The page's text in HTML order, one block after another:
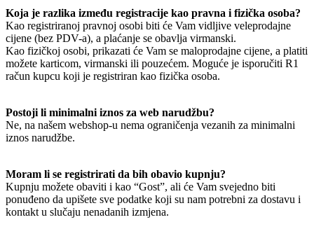
Koja je razlika između registracije kao pravna i fizička osoba?
Kao registriranoj pravnoj osobi biti će Vam vidljive veleprodajne
cijene (bez PDV-a), a plaćanje se obavlja virmanski.
Kao fizičkoj osobi, prikazati će Vam se maloprodajne cijene, a platiti
možete karticom, virmanski ili pouzećem. Moguće je isporučiti R1
račun kupcu koji je registriran kao fizička osoba.
Postoji li minimalni iznos za web narudžbu?
Ne, na našem webshop-u nema ograničenja vezanih za minimalni
iznos narudžbe.
Moram li se registrirati da bih obavio kupnju?
Kupnju možete obaviti i kao “Gost”, ali će Vam svejedno biti
ponuđeno da upišete sve podatke koji su nam potrebni za dostavu i
kontakt u slučaju nenadanih izmjena.